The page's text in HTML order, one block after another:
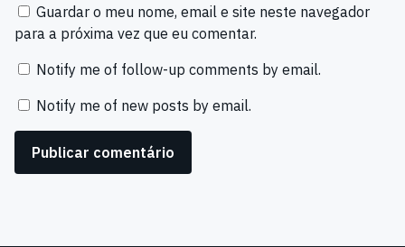
Guardar o meu nome, email e site neste navegador
para a próxima vez que eu comentar.
Notify me of follow-up comments by email.
Notify me of new posts by email.